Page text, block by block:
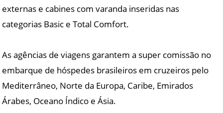
externas e cabines com varanda inseridas nas
categorias Basic e Total Comfort.
As agências de viagens garantem a super comissão no
embarque de hóspedes brasileiros em cruzeiros pelo
Mediterrâneo, Norte da Europa, Caribe, Emirados
Árabes, Oceano Índico e Ásia.